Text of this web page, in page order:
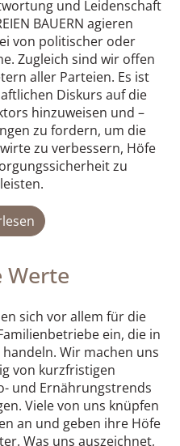
und Leidenschaft
BAUERN agieren
von politischer oder
Zugleich sind wir offen
aller Parteien. Es ist
Diskurs auf die
hinzuweisen und –
zu fordern, um die
zu verbessern, Höfe
zu
Werte
sich vor allem für die
ein, die in
Wir machen uns
von kurzfristigen
und Ernährungstrends
Viele von uns knüpfen
an und geben ihre Höfe
Was uns auszeichnet,